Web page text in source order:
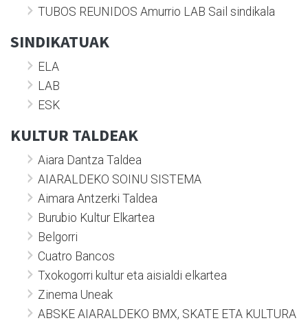
TUBOS REUNIDOS Amurrio LAB Sail sindikala
SINDIKATUAK
ELA
LAB
ESK
KULTUR TALDEAK
Aiara Dantza Taldea
AIARALDEKO SOINU SISTEMA
Aimara Antzerki Taldea
Burubio Kultur Elkartea
Belgorri
Cuatro Bancos
Txokogorri kultur eta aisialdi elkartea
Zinema Uneak
ABSKE AIARALDEKO BMX, SKATE ETA KULTURA